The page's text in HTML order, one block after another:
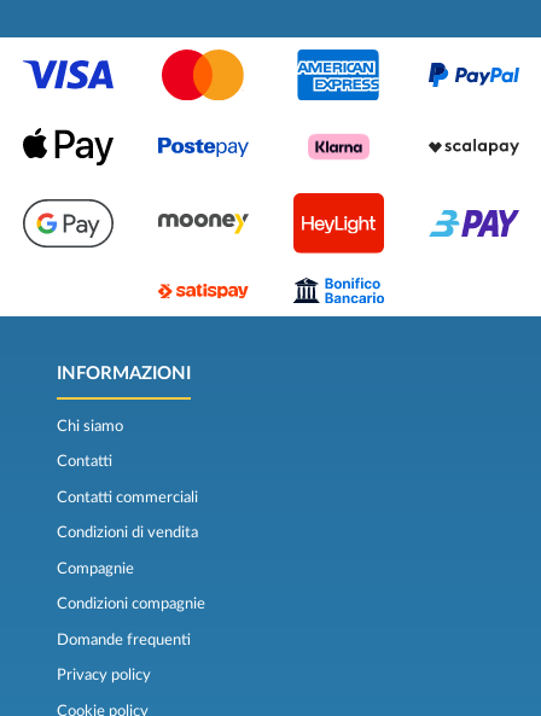
INFORMAZIONI
Chi siamo
Contatti
Contatti commerciali
Condizioni di vendita
Compagnie
Condizioni compagnie
Domande frequenti
Privacy policy
Cookie policy